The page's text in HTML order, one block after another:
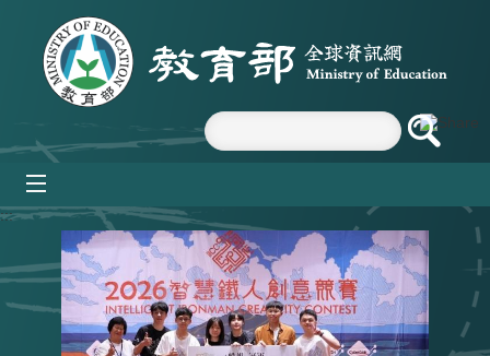
跳到主要內容區塊
:::